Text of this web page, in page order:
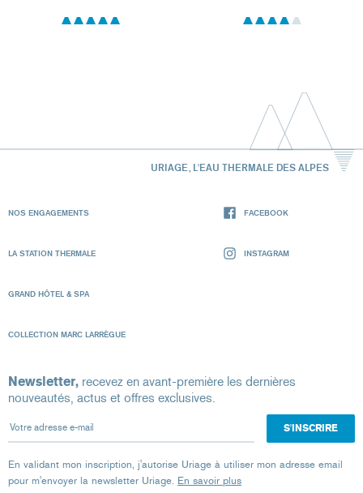
URIAGE, L'EAU THERMALE DES ALPES
NOS ENGAGEMENTS
LA STATION THERMALE
GRAND HÔTEL & SPA
COLLECTION MARC LARRÈGUE
FACEBOOK
INSTAGRAM
Newsletter, recevez en avant-première les dernières
nouveautés, actus et offres exclusives.
Votre adresse e-mail
En validant mon inscription, j'autorise Uriage à utiliser mon adresse email
pour m'envoyer la newsletter Uriage. En savoir plus